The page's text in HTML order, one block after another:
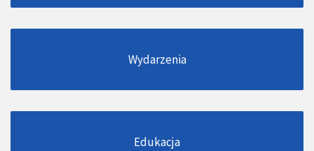
Wydarzenia
Edukacja